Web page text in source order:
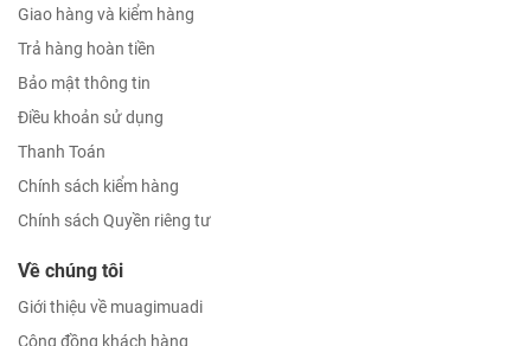
Giao hàng và kiểm hàng
Trả hàng hoàn tiền
Bảo mật thông tin
Điều khoản sử dụng
Thanh Toán
Chính sách kiểm hàng
Chính sách Quyền riêng tư
Về chúng tôi
Giới thiệu về muagimuadi
Cộng đồng khách hàng